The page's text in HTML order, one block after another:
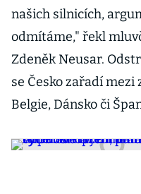
našich silnicích,
odmítáme," řekl
Zdeněk Neusar.
se Česko zařadí mezi
Belgie, Dánsko či